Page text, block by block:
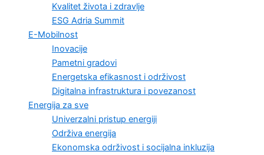
Kvalitet života i zdravlje
ESG Adria Summit
E-Mobilnost
Inovacije
Pametni gradovi
Energetska efikasnost i održivost
Digitalna infrastruktura i povezanost
Energija za sve
Univerzalni pristup energiji
Održiva energija
Ekonomska održivost i socijalna inkluzija